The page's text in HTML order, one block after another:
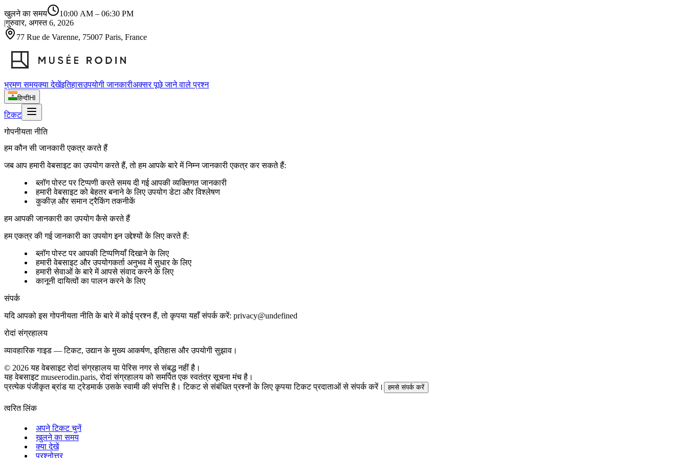
खुलने का समय 10:00 AM – 06:30 PM
|गुरुवार, अगस्त 6, 2026
77 Rue de Varenne, 75007 Paris, France
भ्रमण समयक्या देखेंइतिहासउपयोगी जानकारीअक्सर पूछे जाने वाले प्रश्न
हिन्दीHI
टिकट
गोपनीयता नीति
हम कौन सी जानकारी एकत्र करते हैं
जब आप हमारी वेबसाइट का उपयोग करते हैं, तो हम आपके बारे में निम्न जानकारी एकत्र कर सकते हैं:
ब्लॉग पोस्ट पर टिप्पणी करते समय दी गई आपकी व्यक्तिगत जानकारी
हमारी वेबसाइट को बेहतर बनाने के लिए उपयोग डेटा और विश्लेषण
कुकीज़ और समान ट्रैकिंग तकनीकें
हम आपकी जानकारी का उपयोग कैसे करते हैं
हम एकत्र की गई जानकारी का उपयोग इन उद्देश्यों के लिए करते हैं:
ब्लॉग पोस्ट पर आपकी टिप्पणियाँ दिखाने के लिए
हमारी वेबसाइट और उपयोगकर्ता अनुभव में सुधार के लिए
हमारी सेवाओं के बारे में आपसे संवाद करने के लिए
कानूनी दायित्वों का पालन करने के लिए
संपर्क
यदि आपको इस गोपनीयता नीति के बारे में कोई प्रश्न हैं, तो कृपया यहाँ संपर्क करें: privacy@undefined
रोदां संग्रहालय
व्यावहारिक गाइड — टिकट, उद्यान के मुख्य आकर्षण, इतिहास और उपयोगी सुझाव।
© 2026 यह वेबसाइट रोदां संग्रहालय या पेरिस नगर से संबद्ध नहीं है।
यह वेबसाइट museerodin.paris, रोदां संग्रहालय को समर्पित एक स्वतंत्र सूचना मंच है।
प्रत्येक पंजीकृत ब्रांड या ट्रेडमार्क उसके स्वामी की संपत्ति है। टिकट से संबंधित प्रश्नों के लिए कृपया टिकट प्रदाताओं से संपर्क करें।
हमसे संपर्क करें
त्वरित लिंक
अपने टिकट चुनें
खुलने का समय
क्या देखें
प्रश्नोत्तर